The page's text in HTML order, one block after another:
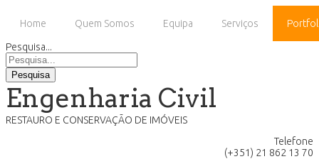
Home Quem Somos Equipa Serviços
Pesquisa...
Pesquisa
Engenharia Civil
RESTAURO E CONSERVAÇÃO DE IMÓVEIS
Telefone
(+351) 21 862 13 70